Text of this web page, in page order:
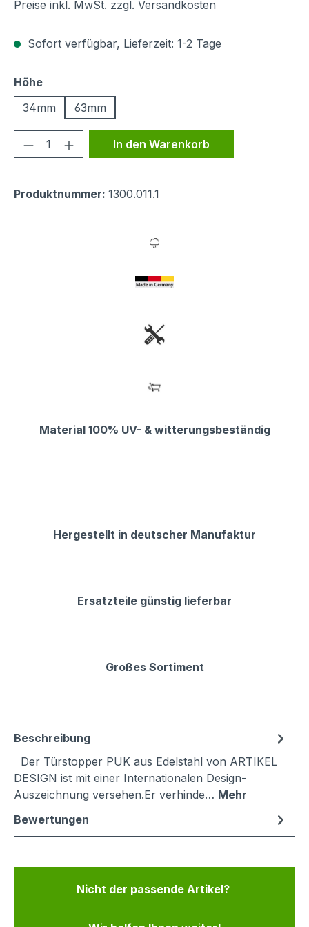
Preise inkl. MwSt. zzgl. Versandkosten
Sofort verfügbar, Lieferzeit: 1-2 Tage
Höheauswählen
34mm
63mm
Produkt Anzahl: Gib den
In den Warenkorb
Produktnummer: 1300.011.1
Material 100% UV- & witterungsbeständig
Hergestellt in deutscher Manufaktur
Ersatzteile günstig lieferbar
Großes Sortiment
Beschreibung
Der Türstopper PUK aus Edelstahl von ARTIKEL
DESIGN ist mit einer Internationalen Design-
Auszeichnung versehen.Er verhinde… Mehr
Bewertungen
Nicht der passende Artikel?